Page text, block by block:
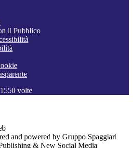
il Pubblico
1550 volte
and powered by Gruppo Spaggiari
& New Social Media